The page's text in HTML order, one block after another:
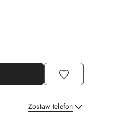
Zostaw telefon